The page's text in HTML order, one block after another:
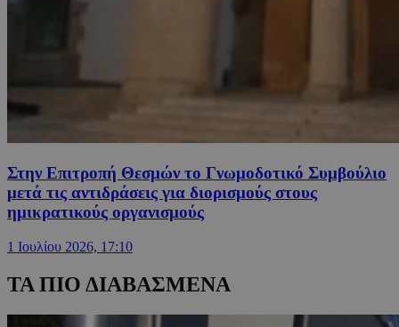
Στην Επιτροπή Θεσμών το Γνωμοδοτικό Συμβούλιο
μετά τις αντιδράσεις για διορισμούς στους
ημικρατικούς οργανισμούς
1 Ιουλίου 2026, 17:10
ΤΑ ΠΙΟ ΔΙΑΒΑΣΜΕΝΑ